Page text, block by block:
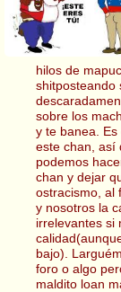
hilos de
shitposteando
sobre los
y te banea.
este chan, así
podemos
chan y dejar
ostracismo, al
y nosotros la
irrelevantes si
bajo).
foro o algo
maldito loan